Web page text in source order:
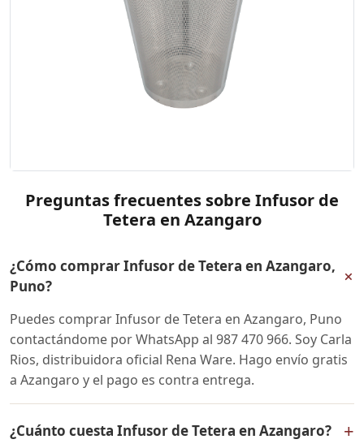
Preguntas frecuentes sobre Infusor de
Tetera en Azangaro
¿Cómo comprar Infusor de Tetera en Azangaro,
Puno?
+
Puedes comprar Infusor de Tetera en Azangaro, Puno
contactándome por WhatsApp al 987 470 966. Soy Carla
Rios, distribuidora oficial Rena Ware. Hago envío gratis
a Azangaro y el pago es contra entrega.
¿Cuánto cuesta Infusor de Tetera en Azangaro? +